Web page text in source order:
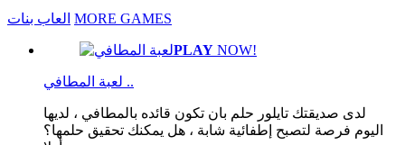
العاب بنات MORE GAMES
PLAY NOW!
لعبة المطافي ..
لدى صديقتك تايلور حلم بان تكون قائده بالمطافي ، لديها
اليوم فرصة لتصبح إطفائية شابة ، هل يمكنك تحقيق حلمها؟